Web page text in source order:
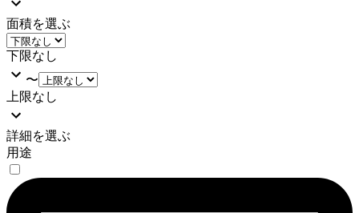
面積を選ぶ
下限なし
〜
上限なし
詳細を選ぶ
用途